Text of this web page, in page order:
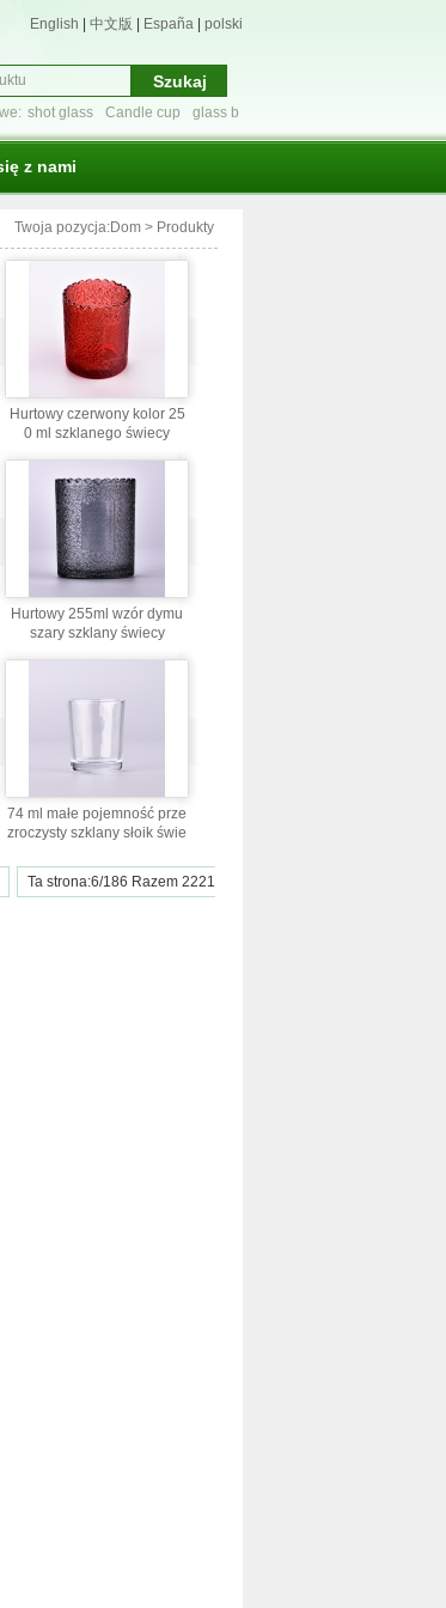
English 中文版 España polski
shot glass Candle cup
glass b
ściany podwójne borokrzemow
z nami
Twoja pozycja:Dom > Produkty
Hurtowy czerwony kolor 25
0 ml szklanego świecy
Hurtowy 255ml wzór dymu
szary szklany świecy
74 ml małe pojemność prze
zroczysty szklany słoik świe
Ta strona:6/186 Razem 2221